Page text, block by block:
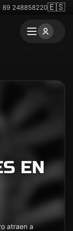
89 248858220🇪🇸
EN
atraen a